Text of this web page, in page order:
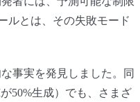
ルとは、その失敗モード
事実を発見しました。同
50%生成）でも、さまざ